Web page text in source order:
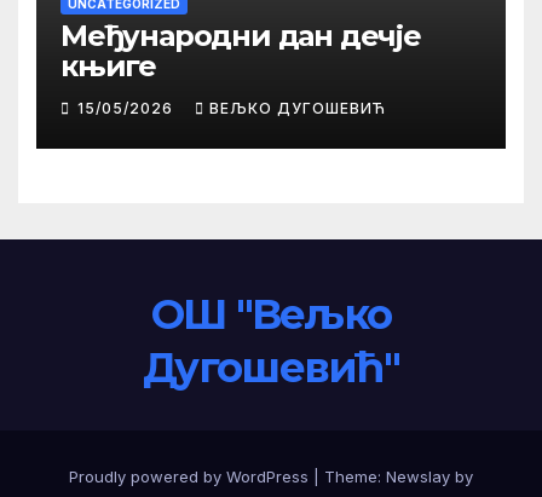
UNCATEGORIZED
Међународни дан дечје
књиге
15/05/2026 ВЕЉКО ДУГОШЕВИЋ
ОШ "Вељко
Дугошевић"
Proudly powered by WordPress Theme: Newslay by